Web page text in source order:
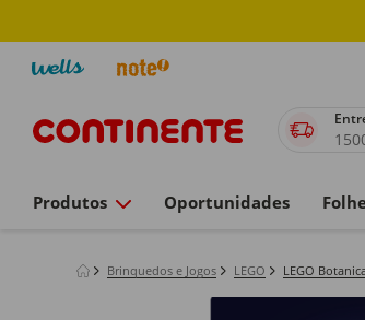
Produtos Oportunidades
Brinquedos e Jogos LEGO LEGO